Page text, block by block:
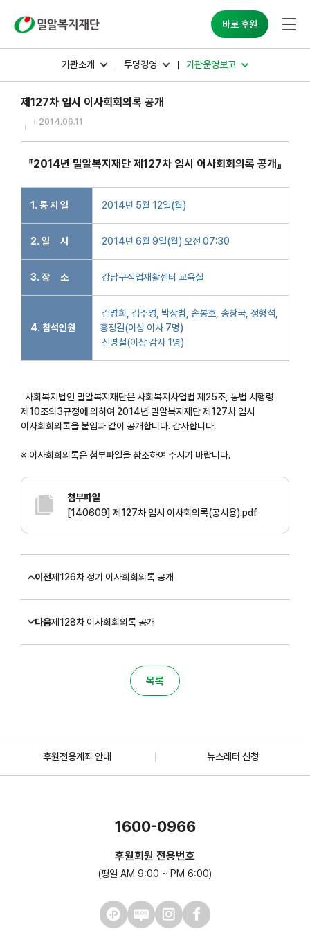
바로 후원
기관소개 투명경영 기관운영보고
제127차 임시 이사회회의록 공개
2014.06.11
『2014년 밀알복지재단 제127차 임시 이사회회의록 공개』
1. 통 지 일 2014년 5월 12일(월)
2. 일 시 2014년 6월 9일(월) 오전 07:30
3. 장 소 강남구직업재활센터 교육실
4. 참석인원
김명희, 김주영, 박상범, 손봉호, 송창국, 정형석,
홍정길(이상 이사 7명)
신명철(이상 감사 1명)
사회복지법인 밀알복지재단은 사회복지사업법 제25조, 동법 시행령
제10조의3규정에 의하여 2014년 밀알복지재단 제127차 임시
이사회회의록을 붙임과 같이 공개합니다. 감사합니다.
※ 이사회회의록은 첨부파일을 참조하여 주시기 바랍니다.
첨부파일
[140609] 제127차 임시 이사회의록(공시용).pdf
이전제126차 정기 이사회회의록 공개
다음제128차 이사회회의록 공개
목록
후원전용계좌 안내 뉴스레터 신청
1600-0966
후원회원 전용번호
(평일 AM 9:00 ~ PM 6:00)